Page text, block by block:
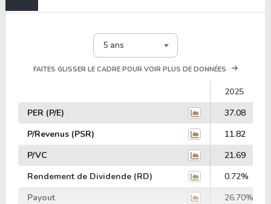
5 ans
FAITES GLISSER LE CADRE POUR VOIR PLUS DE DONNÉES
2025
PER (P/E)
37.08
P/Revenus (PSR)
11.82
P/VC
21.69
Rendement de Dividende (RD)
0.72%
Payout
26.70%